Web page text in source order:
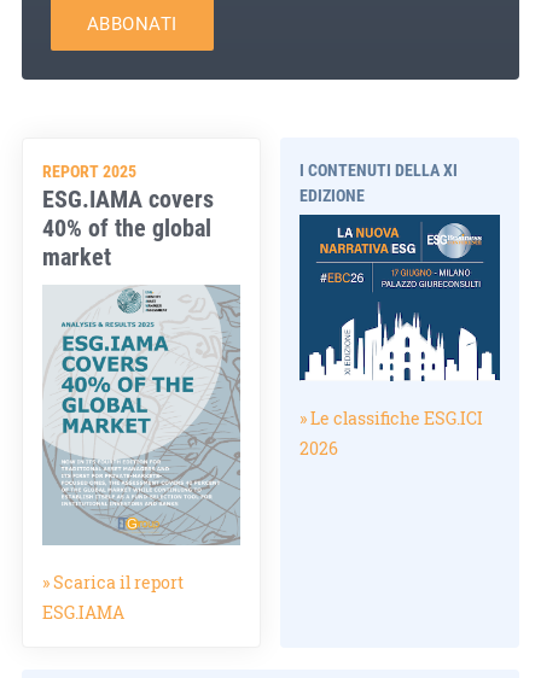
ABBONATI
REPORT 2025
ESG.IAMA covers
40% of the global
market
» Scarica il report
ESG.IAMA
I CONTENUTI DELLA XI
EDIZIONE
» Le classifiche ESG.ICI
2026